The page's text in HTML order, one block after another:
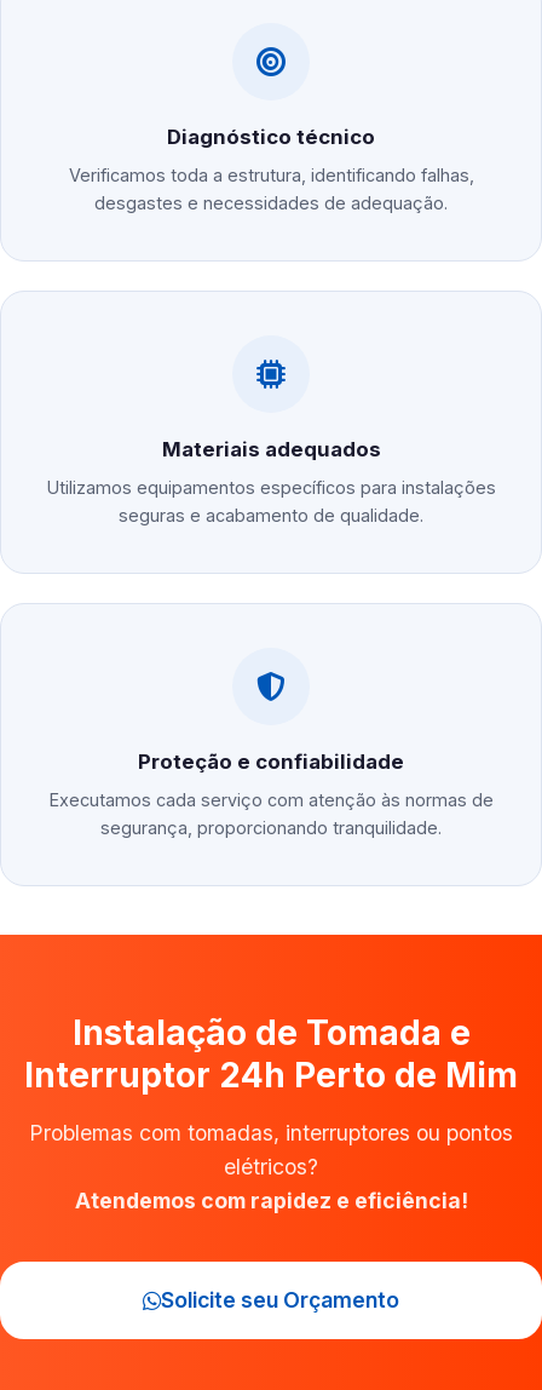
Diagnóstico técnico
Verificamos toda a estrutura, identificando falhas,
desgastes e necessidades de adequação.
Materiais adequados
Utilizamos equipamentos específicos para instalações
seguras e acabamento de qualidade.
Proteção e confiabilidade
Executamos cada serviço com atenção às normas de
segurança, proporcionando tranquilidade.
Instalação de Tomada e
Interruptor 24h Perto de Mim
Problemas com tomadas, interruptores ou pontos
elétricos?
Atendemos com rapidez e eficiência!
Solicite seu Orçamento